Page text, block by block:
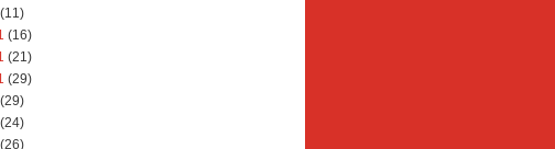
(11)
(16)
(21)
(29)
(29)
(24)
(26)